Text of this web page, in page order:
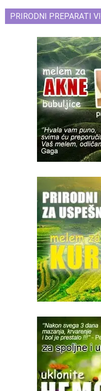
PRIRODNI PREPARATI